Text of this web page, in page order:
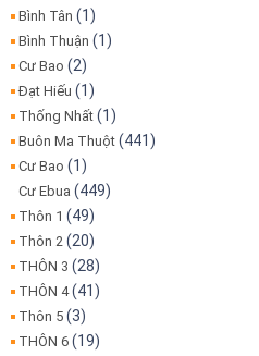
Bình Tân (1)
Bình Thuận (1)
Cư Bao (2)
Đạt Hiếu (1)
Thống Nhất (1)
Buôn Ma Thuột (441)
Cư Bao (1)
Cư Ebua (449)
Thôn 1 (49)
Thôn 2 (20)
THÔN 3 (28)
THÔN 4(41)
Thôn 5 (3)
THÔN 6 (19)